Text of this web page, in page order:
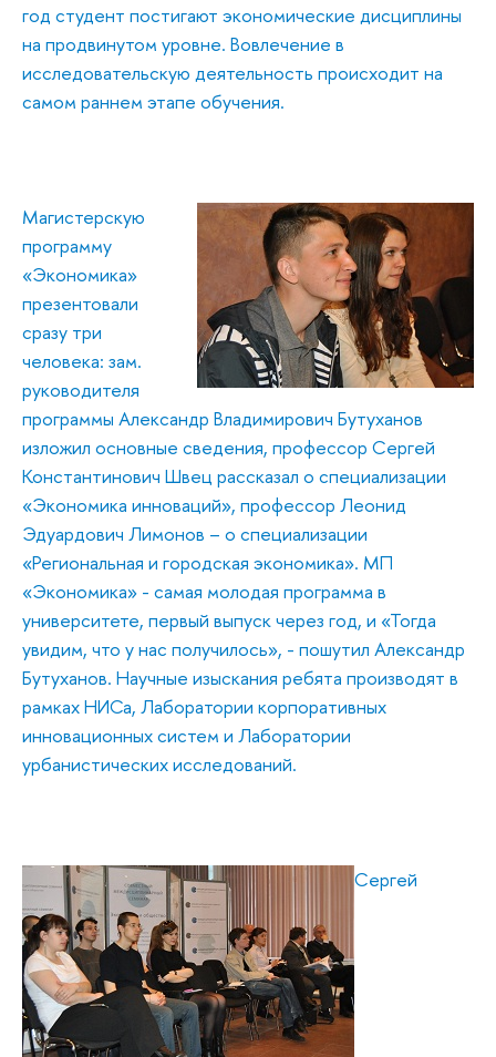
год студент постигают экономические дисциплины
на продвинутом уровне. Вовлечение в
исследовательскую деятельность происходит на
самом раннем этапе обучения.
Магистерскую
программу
«Экономика»
презентовали
сразу три
человека: зам.
руководителя
программы Александр Владимирович Бутуханов
изложил основные сведения, профессор Сергей
Константинович Швец рассказал о специализации
«Экономика инноваций», профессор Леонид
Эдуардович Лимонов – о специализации
«Региональная и городская экономика». МП
«Экономика» - самая молодая программа в
университете, первый выпуск через год, и «Тогда
увидим, что у нас получилось», - пошутил Александр
Бутуханов. Научные изыскания ребята производят в
рамках НИСа, Лаборатории корпоративных
инновационных систем и Лаборатории
урбанистических исследований.
Сергей